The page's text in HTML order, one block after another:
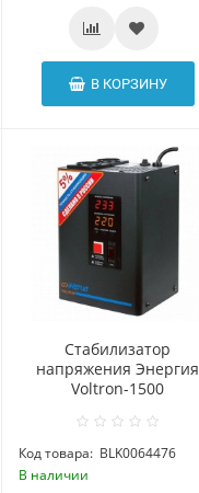
В КОРЗИНУ
Стабилизатор
напряжения Энергия
Voltron-1500
Код товара: BLK0064476
В наличии